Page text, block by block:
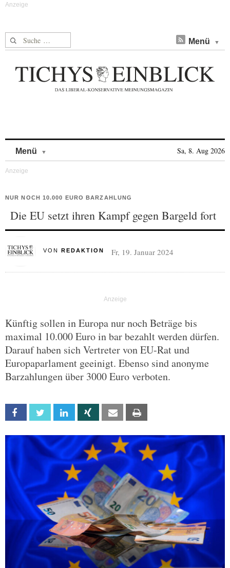
Suche nach: Menü
Menü Sa, 8. Aug 2026
NUR NOCH 10.000 EURO BARZAHLUNG
Die EU setzt ihren Kampf gegen Bargeld fort
VON REDAKTION Fr, 19. Januar 2024
Künftig sollen in Europa nur noch Beträge bis
maximal 10.000 Euro in bar bezahlt werden dürfen.
Darauf haben sich Vertreter von EU-Rat und
Europaparlament geeinigt. Ebenso sind anonyme
Barzahlungen über 3000 Euro verboten.
Facebook Twitter Linkedin Xing Email